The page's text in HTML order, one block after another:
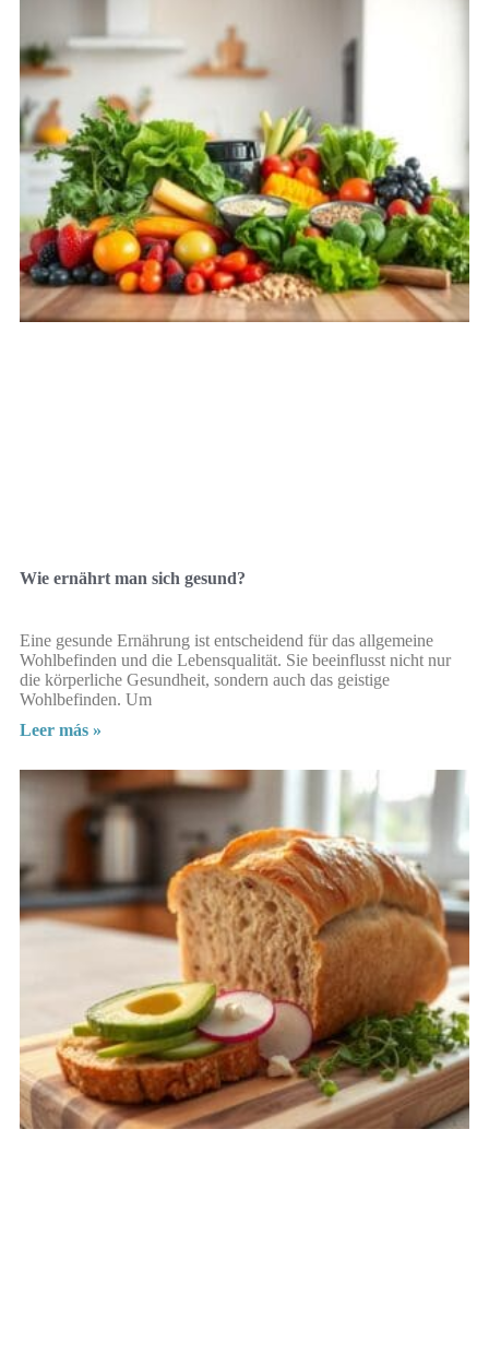
Wie ernährt man sich gesund?
Eine gesunde Ernährung ist entscheidend für das allgemeine
Wohlbefinden und die Lebensqualität. Sie beeinflusst nicht nur
die körperliche Gesundheit, sondern auch das geistige
Wohlbefinden. Um
Leer más »